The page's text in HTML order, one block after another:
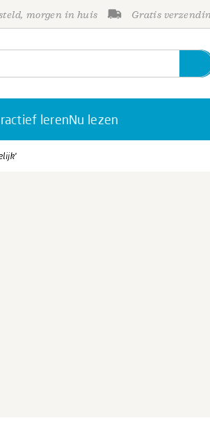
morgen in huis Gratis
lerenNu lezen